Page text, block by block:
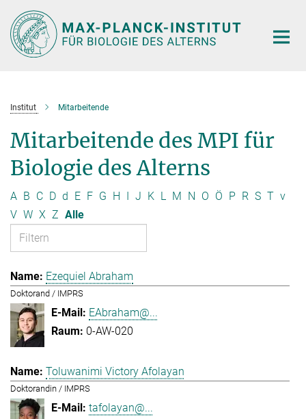
Hauptinhalt
Institut Mitarbeitende
Mitarbeitende des MPI für
Biologie des Alterns
A B C D d E F G H I J K L M N O Ö P R S T v
V W X Z Alle
Ezequiel Abraham
Doktorand / IMPRS
EAbraham@...
0-AW-020
Toluwanimi Victory Afolayan
Doktorandin / IMPRS
tafolayan@...